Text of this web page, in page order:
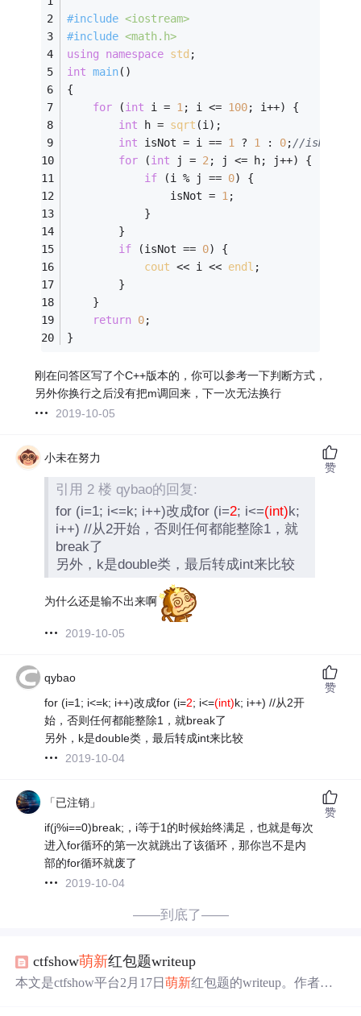
#include <iostream>
#include <math.h>
using
namespace std ;
int main()
{
for (int i = 1 ; i <= 100; i++) {
int h = sqrt (i);
int isNot = i == 1 ? 1 : 0;//isNot为0
for (int j = 2 ; j <= h; j++) {
if (i % j == 0) {
				isNot =
1 ;
			}
		}
if (isNot == 0) {
cout << i << endl ;
		}
	}
return 0;
}
刚在问答区写了个C++版本的，你可以参考一下判断方式，
另外你换行之后没有把m调回来，下一次无法换行
2019-10-05
小未在努力
引用 2 楼 qybao的回复:
for (i=1; i<=k; i++)改成for (i=2; i<=(int)k;
i++) //从2开始，否则任何都能整除1，就
break了
另外，k是double类，最后转成int来比较
为什么还是输不出来啊
2019-10-05
赞
qybao
for (i=1; i<=k; i++)改成for (i=2; i<=(int)k; i++) //从2开
始，否则任何都能整除1，就break了
另外，k是double类，最后转成int来比较
2019-10-04
赞
「已注销」
if(j%i==0)break;，i等于1的时候始终满足，也就是每次
进入for循环的第一次就跳出了该循环，那你岂不是内
部的for循环就废了
2019-10-04
赞
——到底了——
ctfshow萌新红包题writeup
本文是ctfshow平台2月17日萌新红包题的writeup。作者先